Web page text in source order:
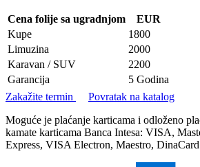
Cena folije sa ugradnjom
EUR
Kupe
1800
Limuzina
2000
Karavan / SUV
2200
Garancija
5 Godina
Zakažite termin
Povratak na katalog
Moguće je plaćanje karticama i odloženo
kamate karticama Banca Intesa: VISA,
Express, VISA Electron, Maestro, DinaCard